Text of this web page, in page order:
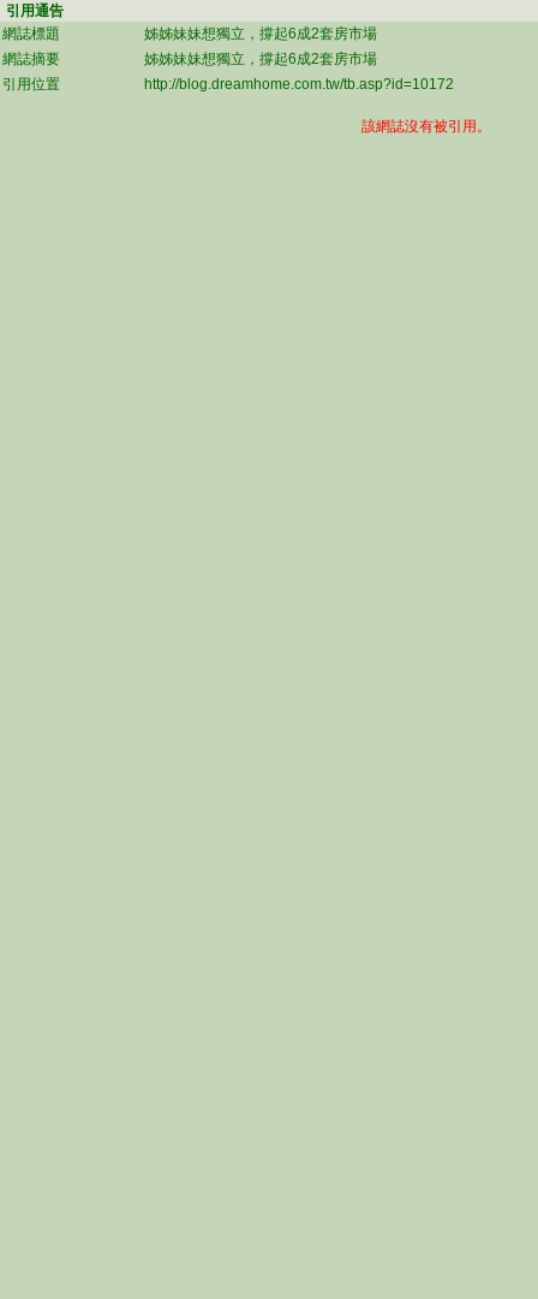
引用通告
網誌標題
姊姊妹妹想獨立，撐起6成2套房市場
網誌摘要
姊姊妹妹想獨立，撐起6成2套房市場
引用位置
http://blog.dreamhome.com.tw/tb.asp?id=10172
該網誌沒有被引用。